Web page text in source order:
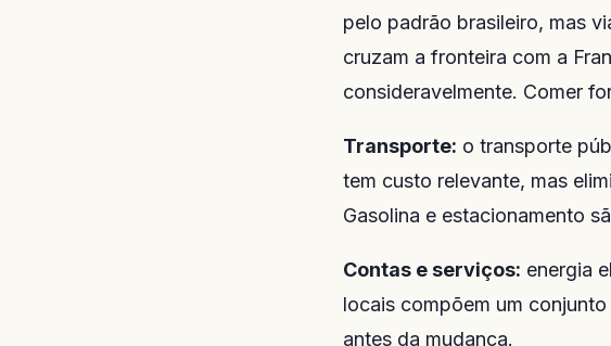
pelo padrão brasileiro, mas
cruzam a fronteira com a
consideravelmente. Comer
Transporte: o transporte
tem custo relevante, mas
Gasolina e estacionamento
Contas e serviços: energia
locais compõem um
antes da mudança.